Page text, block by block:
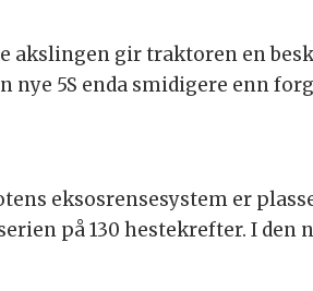
gir traktoren en
nye 5S enda smidigere enn
eksosrensesystem er
på 130 hestekrefter. I den